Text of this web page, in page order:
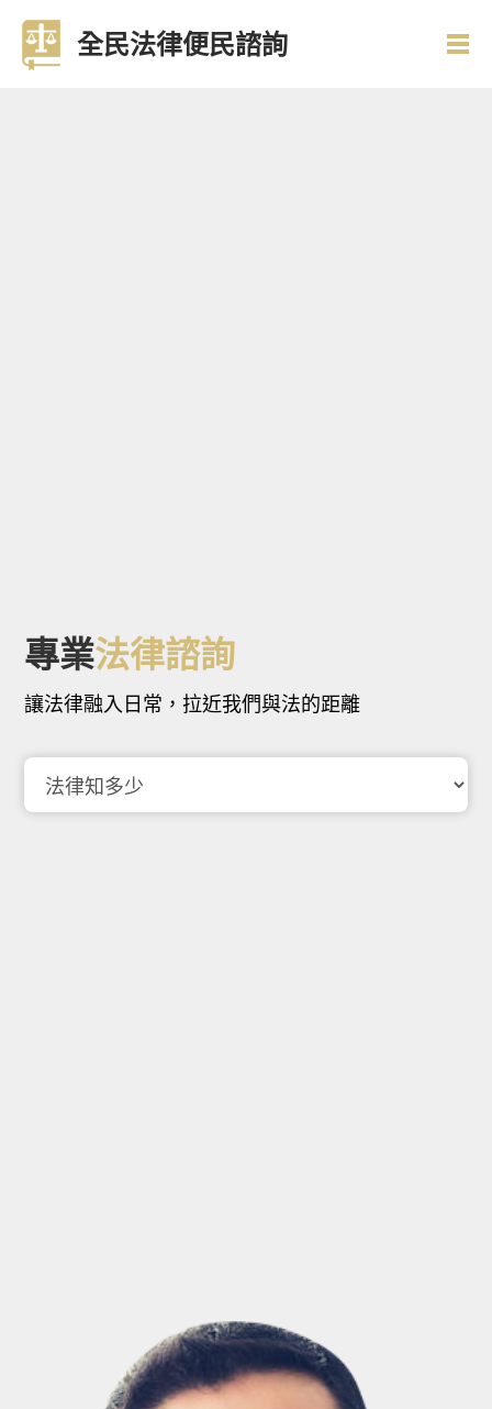
全民法律便民諮詢
專業法律諮詢
讓法律融入日常，拉近我們與法的距離